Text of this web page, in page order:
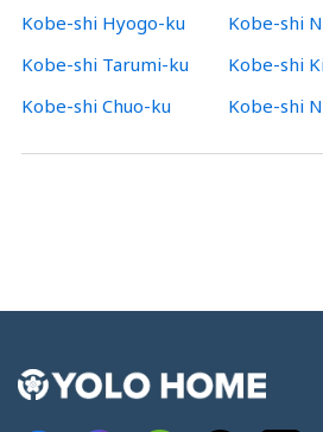
Kobe-shi Hyogo-ku
Kobe-shi
Kobe-shi Tarumi-ku
Kobe-shi
Kobe-shi Chuo-ku
Kobe-shi